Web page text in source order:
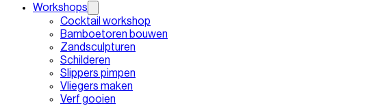
Workshops
Cocktail workshop
Bamboetoren bouwen
Zandsculpturen
Schilderen
Slippers pimpen
Vliegers maken
Verf gooien